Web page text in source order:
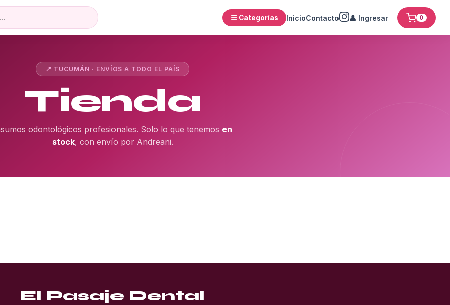
☰ Categorías InicioContacto 👤 Ingresar 0
📍 TUCUMÁN · ENVÍOS A TODO EL PAÍS
Tienda
odontológicos profesionales. Solo lo que tenemos en
stock, con envío por Andreani.
El Pasaje Dental